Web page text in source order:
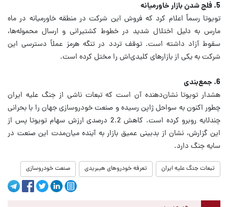
5. فلج شدن بازار خاورمیانه
تویوتا رسماً اعلام کرد که فروش این شرکت در منطقه خاورمیانه در ماه
مارس به دلیل اختلال شدید در خطوط کشتیرانی و ارسال محموله‌ها،
سقوط آزاد داشته است. توقف تردد در تنگه هرمز عملاً دسترسی این
شرکت به یکی از بازارهای کلیدی‌اش را مختل کرده است.
6. جمع‌بندی
هشدار تویوتا نشان‌دهنده آن است که تبعات ناشی از جنگ علیه ایران
چطور اکنون به سواحل ژاپن رسیده و صنعت خودروسازی جهان را با بحرانی
چندلایه روبرو کرده است. کاهش 2.2 درصدی ارزش سهام تویوتا پس از
این گزارش، نشان از بدبینی عمیق بازار به آینده میان‌مدت این صنعت در
سایه جنگ دارد.
تبعات جنگ علیه ایران تعرفه خودروهای هیبریدی صنعت خودروسازی